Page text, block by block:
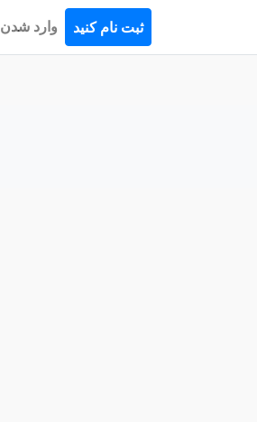
وارد شدن ثبت نام کنید